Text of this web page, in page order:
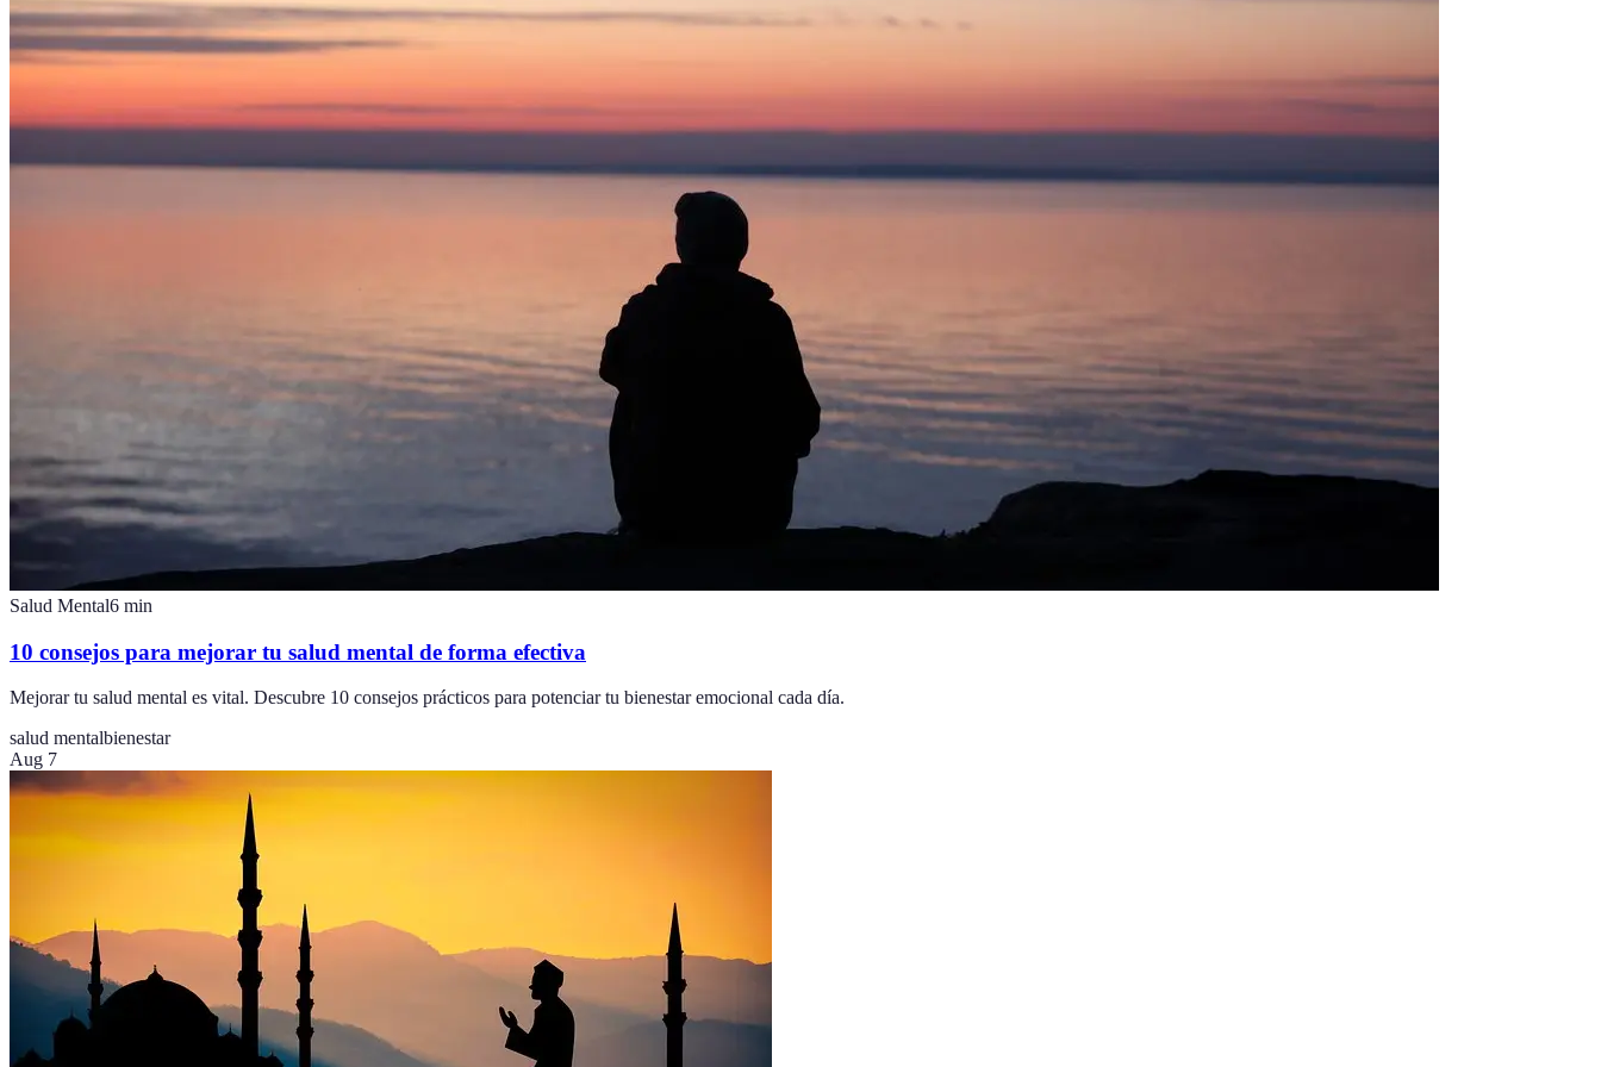
Salud Mental6 min
10 consejos para mejorar tu salud mental de forma efectiva
Mejorar tu salud mental es vital. Descubre 10 consejos prácticos para potenciar tu bienestar emocional cada día.
salud mentalbienestar
Aug 7